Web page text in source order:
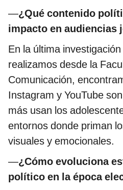
—¿Qué contenido
impacto en audiencias
En la última
realizamos desde la
Comunicación,
Instagram y YouTube
más usan los
entornos donde priman
visuales y emocionales.
—¿Cómo evoluciona
político en la época